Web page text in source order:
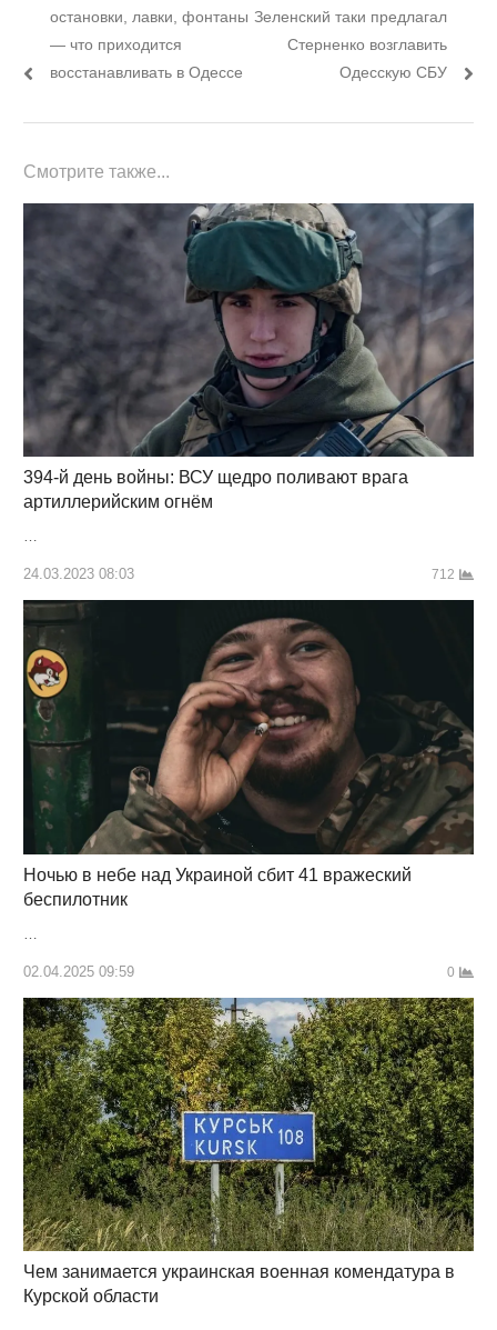
записям
пост:
остановки, лавки, фонтаны
— что приходится
восстанавливать в Одессе
пост:
Зеленский таки предлагал
Стерненко возглавить
Одесскую СБУ
Смотрите также...
394-й день войны: ВСУ щедро поливают врага
артиллерийским огнём
…
24.03.2023 08:03 712
Ночью в небе над Украиной сбит 41 вражеский
беспилотник
02.04.2025 09:59 0
Чем занимается украинская военная комендатура в
Курской области